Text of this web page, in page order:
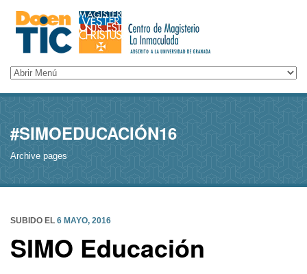
#SIMOEDUCACIÓN16
Archive pages
SUBIDO EL 6 MAYO, 2016
SIMO Educación